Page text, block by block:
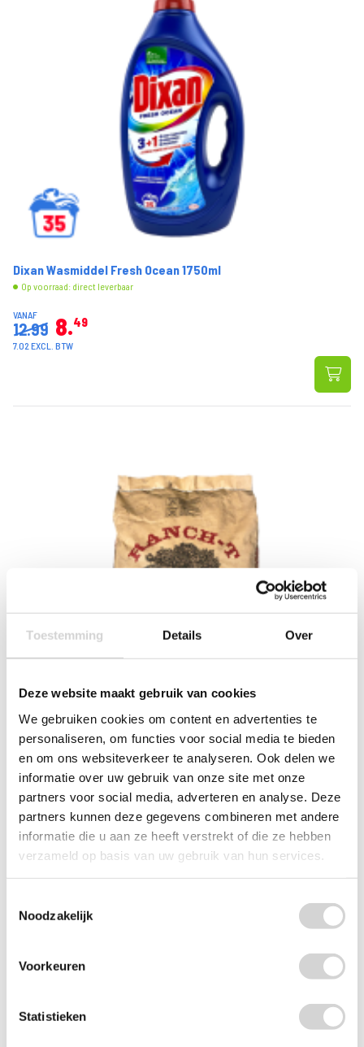
Toestemming Details Over
Deze website maakt gebruik van cookies
We gebruiken cookies om content en advertenties te
personaliseren, om functies voor social media te bieden
en om ons websiteverkeer te analyseren. Ook delen we
informatie over uw gebruik van onze site met onze
partners voor social media, adverteren en analyse. Deze
partners kunnen deze gegevens combineren met andere
informatie die u aan ze heeft verstrekt of die ze hebben
verzameld op basis van uw gebruik van hun services.
Noodzakelijk
Voorkeuren
Statistieken
Dixan Wasmiddel Fresh Ocean 1750ml
Op voorraad: direct leverbaar
VANAF
12.99 8 49
7.02 EXCL. BTW
Ranch-T White Quebracho Houtskool 10kg
Op voorraad: direct leverbaar
29.95 24 95
20.62 EXCL. BTW
- +